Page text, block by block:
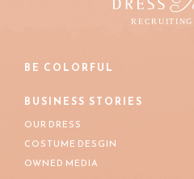
BE COLORFUL
BUSINESS STORIES
OUR DRESS
COSTUME DESGIN
OWNED MEDIA